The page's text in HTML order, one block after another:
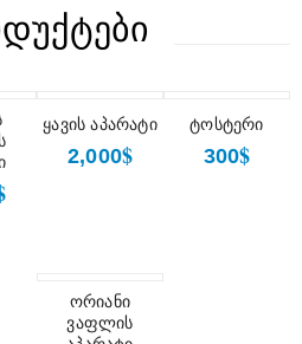
ყავის აპარატი
2,000$
ტოსტერი
300$
ორიანი
ვაფლის